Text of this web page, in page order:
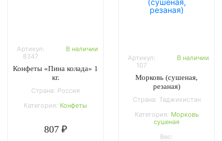
Артикул:
8347
В наличии
Конфеты «Пина колада» 1
кг.
Страна: Россия
Категория: Конфеты
807 ₽
Артикул:
107
В наличии
Морковь (сушеная,
резаная)
Страна: Таджикистан
Категория: Морковь
сушеная
Вес: